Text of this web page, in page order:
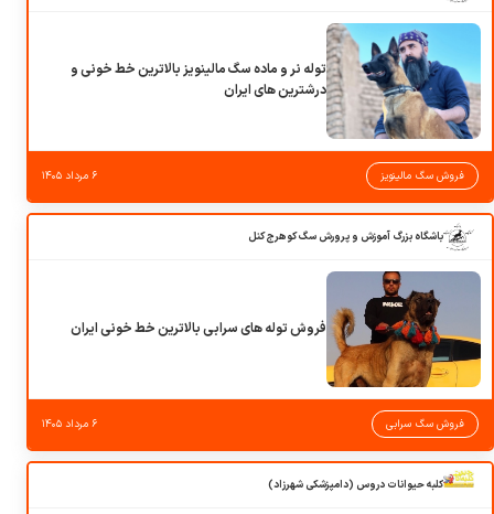
توله نر و ماده سگ مالینویز بالاترین خط خونی و
درشترین های ایران
فروش سگ مالینویز ۶ مرداد ۱۴۰۵
باشگاه بزرگ آموزش و پرورش سگ کوهرج کنل
فروش توله های سرابی بالاترین خط خونی ایران
فروش سگ سرابی ۶ مرداد ۱۴۰۵
کلبه حیوانات دروس (دامپزشکی شهرزاد)